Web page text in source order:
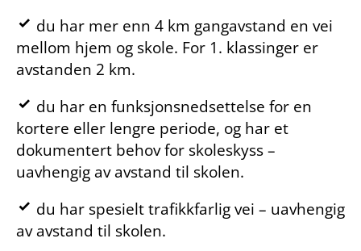
du har mer enn 4 km gangavstand en vei
mellom hjem og skole. For 1. klassinger er
avstanden 2 km.
du har en funksjonsnedsettelse for en
kortere eller lengre periode, og har et
dokumentert behov for skoleskyss –
uavhengig av avstand til skolen.
du har spesielt trafikkfarlig vei – uavhengig
av avstand til skolen.